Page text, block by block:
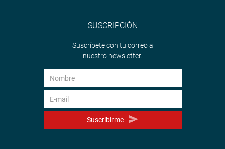
SUSCRIPCIÓN
Suscríbete con tu correo a
nuestro newsletter.
Suscribirme